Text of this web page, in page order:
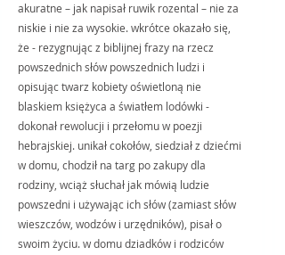
akuratne – jak napisał ruwik rozental – nie za
niskie i nie za wysokie. wkrótce okazało się,
że - rezygnując z biblijnej frazy na rzecz
powszednich słów powszednich ludzi i
opisując twarz kobiety oświetloną nie
blaskiem księżyca a światłem lodówki -
dokonał rewolucji i przełomu w poezji
hebrajskiej. unikał cokołów, siedział z dziećmi
w domu, chodził na targ po zakupy dla
rodziny, wciąż słuchał jak mówią ludzie
powszedni i używając ich słów (zamiast słów
wieszczów, wodzów i urzędników), pisał o
swoim życiu. w domu dziadków i rodziców